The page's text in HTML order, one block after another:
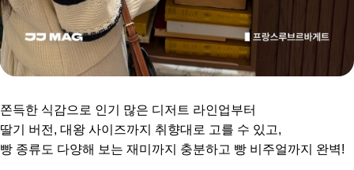
쫀득한 식감으로 인기 많은 디저트 라인업부터
딸기 버전, 대왕 사이즈까지 취향대로 고를 수 있고,
빵 종류도 다양해 보는 재미까지 충분하고 빵 비주얼까지 완벽!